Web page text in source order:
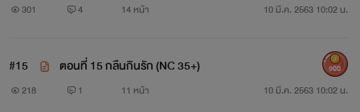
หญิงสาวรีบขยับหมายจะคว้าเสื้อคลุมเลื่อนขึ้นปิด เสียงร้องและ
301 4 14 หน้า 10 มี.ค. 2563 10:02 น.
#15 ตอนที่ 15 กลืนกินรัก (NC 35+)
218 1 11 หน้า 10 มี.ค. 2563 10:02 น.
900